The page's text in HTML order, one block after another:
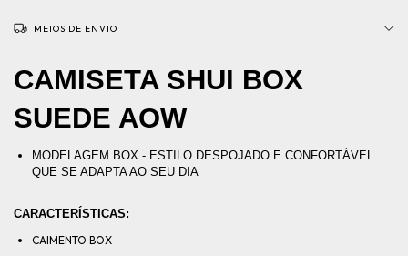
MEIOS DE ENVIO
CAMISETA SHUI BOX
SUEDE AOW
MODELAGEM BOX - ESTILO DESPOJADO E CONFORTÁVEL
QUE SE ADAPTA AO SEU DIA
CARACTERÍSTICAS:
CAIMENTO BOX